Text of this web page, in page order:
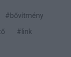
#bővítmény
#link